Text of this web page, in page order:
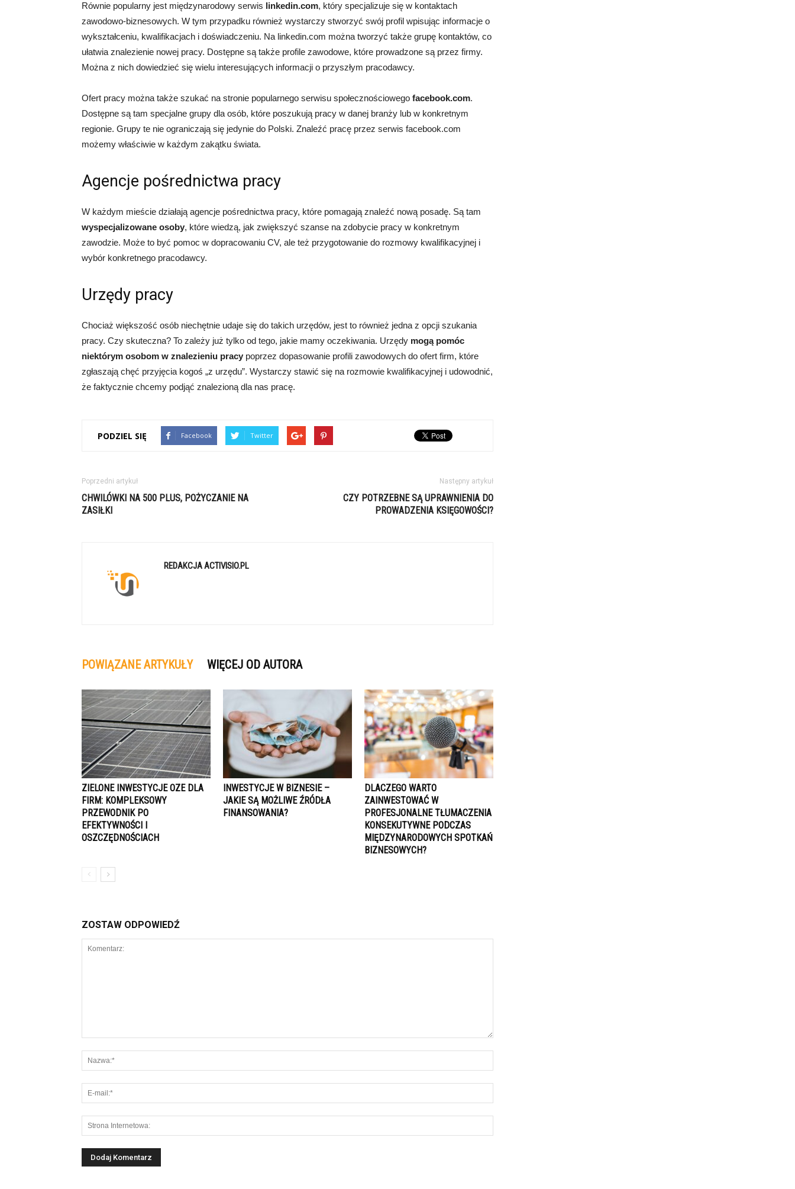
Równie popularny jest międzynarodowy serwis linkedin.com, który specjalizuje się w kontaktach
zawodowo-biznesowych. W tym przypadku również wystarczy stworzyć swój profil wpisując informacje o
wykształceniu, kwalifikacjach i doświadczeniu. Na linkedin.com można tworzyć także grupę kontaktów, co
ułatwia znalezienie nowej pracy. Dostępne są także profile zawodowe, które prowadzone są przez firmy.
Można z nich dowiedzieć się wielu interesujących informacji o przyszłym pracodawcy.
Ofert pracy można także szukać na stronie popularnego serwisu społecznościowego facebook.com.
Dostępne są tam specjalne grupy dla osób, które poszukują pracy w danej branży lub w konkretnym
regionie. Grupy te nie ograniczają się jedynie do Polski. Znaleźć pracę przez serwis facebook.com
możemy właściwie w każdym zakątku świata.
Agencje pośrednictwa pracy
W każdym mieście działają agencje pośrednictwa pracy, które pomagają znaleźć nową posadę. Są tam
wyspecjalizowane osoby, które wiedzą, jak zwiększyć szanse na zdobycie pracy w konkretnym
zawodzie. Może to być pomoc w dopracowaniu CV, ale też przygotowanie do rozmowy kwalifikacyjnej i
wybór konkretnego pracodawcy.
Urzędy pracy
Chociaż większość osób niechętnie udaje się do takich urzędów, jest to również jedna z opcji szukania
pracy. Czy skuteczna? To zależy już tylko od tego, jakie mamy oczekiwania. Urzędy mogą pomóc
niektórym osobom w znalezieniu pracy poprzez dopasowanie profili zawodowych do ofert firm, które
zgłaszają chęć przyjęcia kogoś „z urzędu”. Wystarczy stawić się na rozmowie kwalifikacyjnej i udowodnić,
że faktycznie chcemy podjąć znalezioną dla nas pracę.
PODZIEL SIĘ Facebook Twitter
Poprzedni artykuł
CHWILÓWKI NA 500 PLUS, POŻYCZANIE NA
ZASIŁKI
Następny artykuł
CZY POTRZEBNE SĄ UPRAWNIENIA DO
PROWADZENIA KSIĘGOWOŚCI?
REDAKCJA ACTIVISIO.PL
POWIĄZANE ARTYKUŁY WIĘCEJ OD AUTORA
ZIELONE INWESTYCJE OZE DLA
FIRM: KOMPLEKSOWY
PRZEWODNIK PO
EFEKTYWNOŚCI I
OSZCZĘDNOŚCIACH
INWESTYCJE W BIZNESIE –
JAKIE SĄ MOŻLIWE ŹRÓDŁA
FINANSOWANIA?
DLACZEGO WARTO
ZAINWESTOWAĆ W
PROFESJONALNE TŁUMACZENIA
KONSEKUTYWNE PODCZAS
MIĘDZYNARODOWYCH SPOTKAŃ
BIZNESOWYCH?
ZOSTAW ODPOWIEDŹ